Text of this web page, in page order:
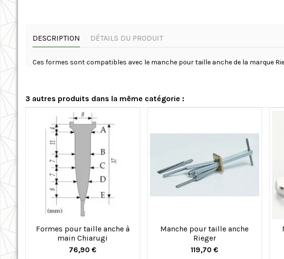
DESCRIPTION DÉTAILS DU PRODUIT
Ces formes sont compatibles avec le manche pour taille anche de la marque
3 autres produits dans la même catégorie :
Formes pour taille anche à
main Chiarugi
76,90 €
Manche pour taille anche
Rieger
119,70 €